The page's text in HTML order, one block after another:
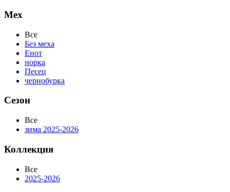
Мех
Все
Без меха
Енот
норка
Песец
чернобурка
Сезон
Все
зима 2025-2026
Коллекция
Все
2025-2026